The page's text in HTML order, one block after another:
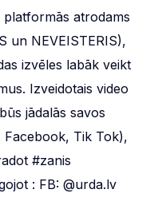
atrodams
un NEVEISTERIS),
izvēles labāk veikt
Izveidotais video
jādalās savos
Tik Tok),
#zanis
: FB: @urda.lv